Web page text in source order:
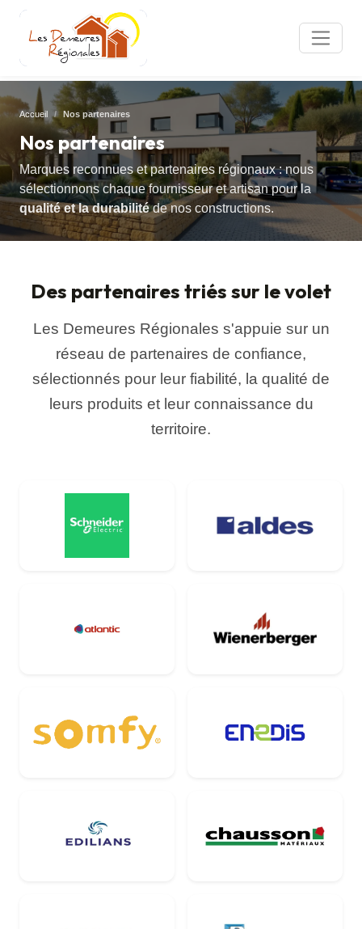
Accueil Nos partenaires
Nos partenaires
Marques reconnues et partenaires régionaux : nous
sélectionnons chaque fournisseur et artisan pour la
qualité et la durabilitéde nos constructions.
Des partenaires triés sur le volet
Les Demeures Régionales s'appuie sur un
réseau de partenaires de confiance,
sélectionnés pour leur fiabilité, la qualité de
leurs produits et leur connaissance du
territoire.
Schneider Electric Aldes
Wienerberger
Somfy Enedis
Edilians Chausson